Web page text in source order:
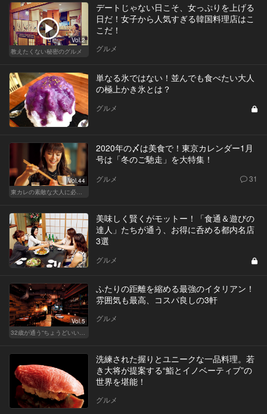
Vol.2
教えたくない秘密のグルメ
デートじゃない日こそ、女っぷりを上げる
日だ！女子から人気すぎる韓国料理店はこ
こだ！
グルメ
単なる氷ではない！並んでも食べたい大人
の極上かき氷とは？
グルメ
Vol.44
東カレの素敵な大人に必要なこと
2020年の〆は美食で！東京カレンダー1月
号は「冬のご馳走」を大特集！
グルメ 31
美味しく賢くがモットー！「食通＆遊びの
達人」たちが通う、お得に呑める都内名店
3選
グルメ
Vol.5
32歳が通う“ちょうどいい”価格の店
ふたりの距離を縮める最強のイタリアン！
雰囲気も最高、コスパ良しの3軒
グルメ
洗練された握りとユニークな一品料理。若
き大将が提案する“鮨とイノベーティブ”の
世界を堪能！
グルメ